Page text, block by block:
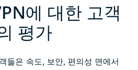
에 대한 고객
평가
들은 속도, 보안, 편의성 면에서